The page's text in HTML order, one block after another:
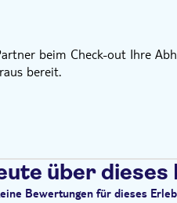
beim Check-out Ihre
bereit.
über dieses
Bewertungen für dieses